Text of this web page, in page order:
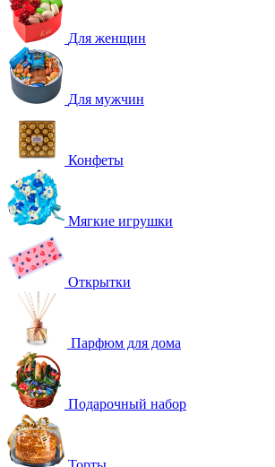
Для женщин
Для мужчин
Конфеты
Мягкие игрушки
Открытки
Парфюм для дома
Подарочный набор